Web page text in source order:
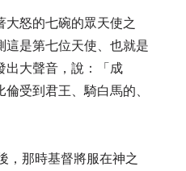
大怒的七碗的眾天使之
這是第七位天使、也就是
出大聲音，說：「成
受到君王、騎白馬的、
，那時基督將服在神之